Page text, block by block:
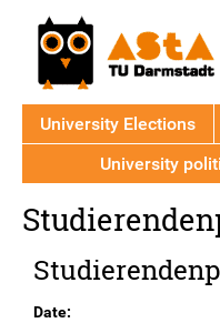
to
top
Date:
University Elections
University